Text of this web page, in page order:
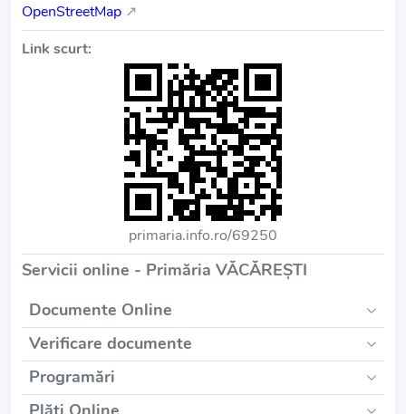
OpenStreetMap ↗
Link scurt:
primaria.info.ro/69250
Servicii online - Primăria VĂCĂREŞTI
Documente Online
Verificare documente
Programări